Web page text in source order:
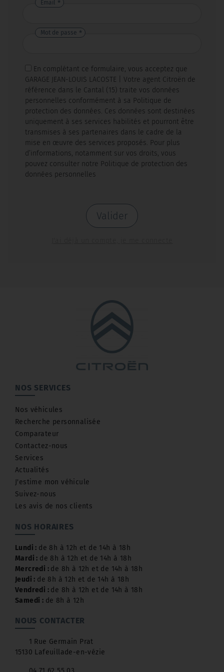
Email
Mot de passe
En complétant ce formulaire, vous acceptez que
GARAGE JEAN-LOUIS LACOSTE | Votre agent Citroën de
référence dans le Cantal (15) traite vos données
personnelles conformément à sa Politique de
protection des données. Ces données sont destinées
uniquement à ses services habilités et pourront être
transmises à ses partenaires dans le cadre de la
mise en œuvre des services proposés. Pour plus
d’informations, notamment sur vos droits, vous
pouvez consulter notre Politique de protection des
données personnelles
Valider
NOS SERVICES
Nos véhicules
Recherche personnalisée
Comparateur
Contactez-nous
Services
Actualités
J'estime mon véhicule
Suivez-nous
Les avis de nos clients
NOS HORAIRES
Lundi : de 8h à 12h et de 14h à 18h
Mardi : de 8h à 12h et de 14h à 18h
Mercredi : de 8h à 12h et de 14h à 18h
Jeudi : de 8h à 12h et de 14h à 18h
Vendredi : de 8h à 12h et de 14h à 18h
Samedi : de 8h à 12h
NOUS CONTACTER
1 Rue Germain Prat
15130 Lafeuillade-en-vézie